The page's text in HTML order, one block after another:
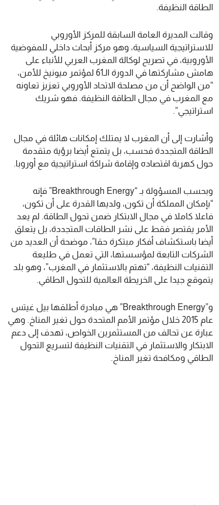
الطاقة النظيفة.
وقالت المديرة العامة السابقة للمركز الأوروبي
للاستراتيجية السياسية، وهو مركز أبحاث داخلي للمفوضية
الأوروبية، في تصريح لوكالة المغرب العربي للأنباء على
هامش مشاركتها في الدورة الـ61 لمؤتمر ميونيخ للأمن،
“من الواضح أن من مصلحة الاتحاد الأوروبي تعزيز تعاونه
مع المغرب في مجال الطاقة النظيفة. فهو شريك
استراتيجي”.
وأشارت إلى أن المغرب لا يمتلك إمكانات هائلة في مجال
الطاقة المتجددة فحسب، بل يتمتع أيضا برؤية متقدمة
حول كهربة اقتصاده وإقامة شراكة استراتيجية مع أوروبا.
وبحسب المسؤولة بـ “Breakthrough Energy” فإنه
“بإمكان المملكة أن تكون، ولديها القدرة على أن تكون،
فاعلا كاملا في مجال الابتكار ضمن تحول الطاقة. لم يعد
الأمر يقتصر فقط على نشر الطاقات المتجددة، بل يتعلق
أيضا باستكشاف أفكار مبتكرة حقا”، موضحة أن العديد من
الشركات التابعة لمؤسستها، التي تعمل في طليعة
التقنيات النظيفة، “تهتم بالاستثمار في المغرب”، وهو بلد
يتموقع جيدا على الخريطة العالمية للتحول الطاقي.
و”Breakthrough Energy” هي مبادرة أطلقها بيل غيتس
عام 2015 خلال مؤتمر الأمم المتحدة حول تغير المناخ. وهي
عبارة عن تحالف من المستثمرين الخواص، تهدف إلى دعم
الابتكار والاستثمار في التقنيات النظيفة لتسريع التحول
الطاقي ومكافحة تغير المناخ.